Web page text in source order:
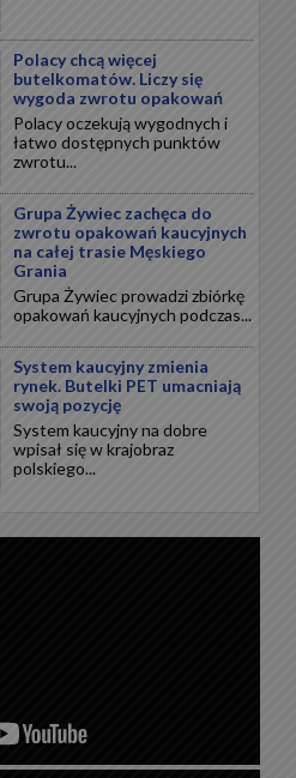
Polacy chcą więcej
butelkomatów. Liczy się
wygoda zwrotu opakowań
Polacy oczekują wygodnych i
łatwo dostępnych punktów
zwrotu...
Grupa Żywiec zachęca do
zwrotu opakowań kaucyjnych
na całej trasie Męskiego
Grania
Grupa Żywiec prowadzi zbiórkę
opakowań kaucyjnych podczas...
System kaucyjny zmienia
rynek. Butelki PET umacniają
swoją pozycję
System kaucyjny na dobre
wpisał się w krajobraz
polskiego...